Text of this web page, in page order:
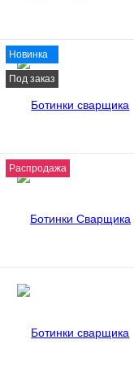
Новинка
Под заказ
Распродажа